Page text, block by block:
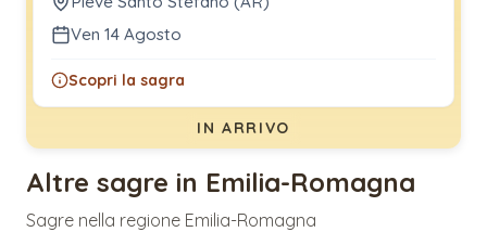
Ven 14 Agosto
Scopri la sagra
IN ARRIVO
Altre sagre in Emilia-Romagna
Sagre nella regione Emilia-Romagna